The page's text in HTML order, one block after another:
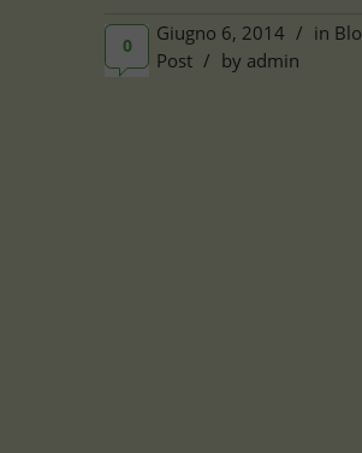
0
Giugno 6, 2014 / in
Post / by admin